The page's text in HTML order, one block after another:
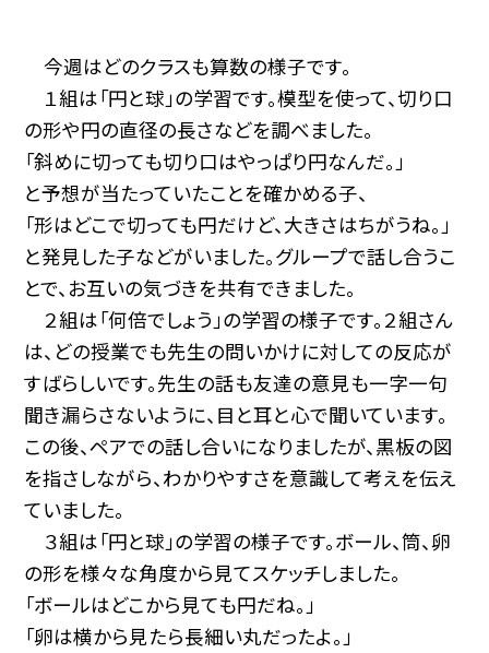
今週はどのクラスも算数の様子です。
１組は「円と球」の学習です。模型を使って、切り口
の形や円の直径の長さなどを調べました。
「斜めに切っても切り口はやっぱり円なんだ。」
と予想が当たっていたことを確かめる子、
「形はどこで切っても円だけど、大きさはちがうね。」
と発見した子などがいました。グループで話し合うこ
とで、お互いの気づきを共有できました。
２組は「何倍でしょう」の学習の様子です。２組さん
は、どの授業でも先生の問いかけに対しての反応が
すばらしいです。先生の話も友達の意見も一字一句
聞き漏らさないように、目と耳と心で聞いています。
この後、ペアでの話し合いになりましたが、黒板の図
を指さしながら、わかりやすさを意識して考えを伝え
ていました。
３組は「円と球」の学習の様子です。ボール、筒、卵
の形を様々な角度から見てスケッチしました。
「ボールはどこから見ても円だね。」
「卵は横から見たら長細い丸だったよ。」